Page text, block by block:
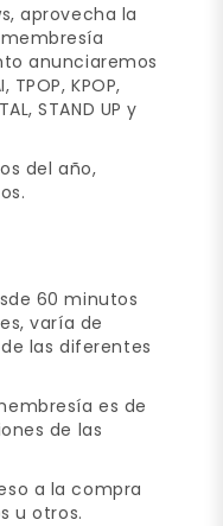
aprovecha la
anunciaremos
TPOP, KPOP,
STAND UP y
del año,
60 minutos
varía de
las diferentes
es de
de las
a la compra
u otros.